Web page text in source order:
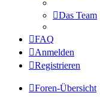
Das Team
FAQ
Anmelden
Registrieren
Foren-Übersicht